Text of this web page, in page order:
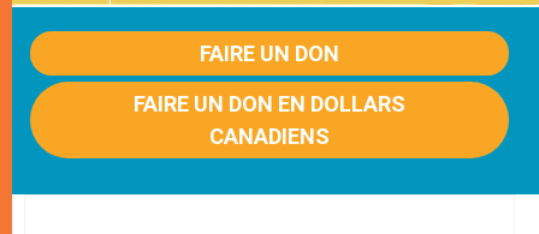
FAIRE UN DON
FAIRE UN DON EN DOLLARS
CANADIENS